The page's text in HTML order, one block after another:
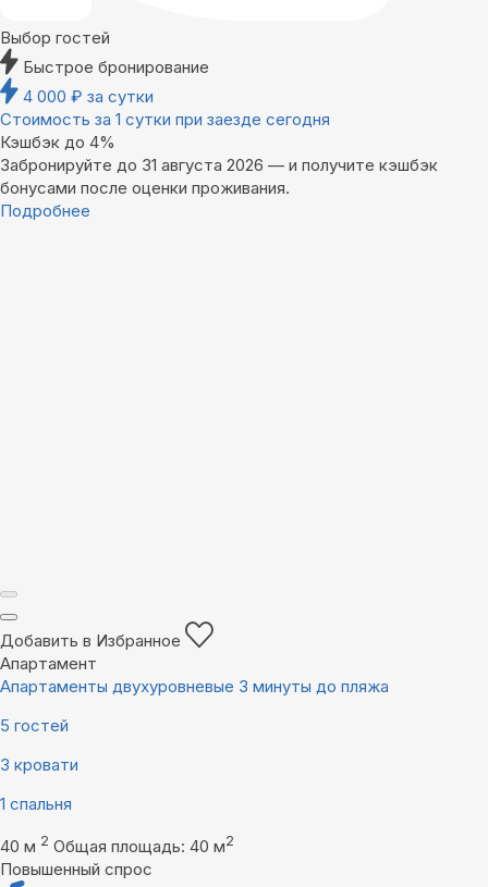
Выбор гостей
Быстрое бронирование
4 000 ₽ за сутки
Стоимость за 1 сутки при заезде сегодня
Кэшбэк до 4%
Забронируйте до 31 августа 2026 — и получите кэшбэк
бонусами после оценки проживания.
Подробнее
Добавить в Избранное
Апартамент
Апартаменты двухуровневые 3 минуты до пляжа
5 гостей
3 кровати
1 спальня
40 м 2 Общая площадь: 40 м2
Повышенный спрос